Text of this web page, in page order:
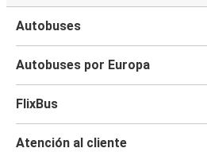
Autobuses
Autobuses por Europa
FlixBus
Atención al cliente